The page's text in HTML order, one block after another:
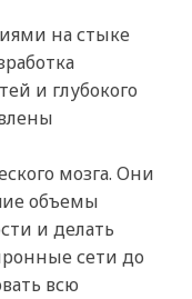
на стыке
и глубокого
мозга. Они
объемы
и делать
сети до
всю